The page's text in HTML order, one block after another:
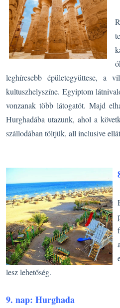
leghíresebb épületegyüttese, a
kultuszhelyszíne. Egyiptom
vonzanak több látogatót. Majd
Hurghadába utazunk, ahol a
szállodában töltjük, all inclusive
lesz lehetőség.
9. nap: Hurghada